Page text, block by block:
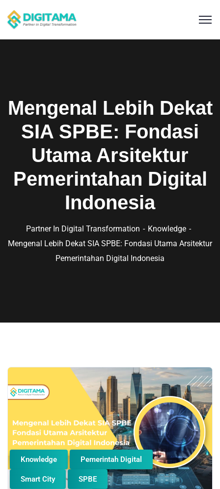
Mengenal Lebih Dekat
SIA SPBE: Fondasi
Utama Arsitektur
Pemerintahan Digital
Indonesia
Partner In Digital Transformation
Knowledge
Mengenal Lebih Dekat SIA SPBE: Fondasi Utama Arsitektur
Pemerintahan Digital Indonesia
Knowledge Pemerintah Digital
Smart City SPBE